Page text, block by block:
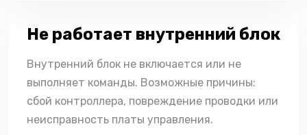
Не работает внутренний блок
Внутренний блок не включается или не
выполняет команды. Возможные причины:
сбой контроллера, повреждение проводки или
неисправность платы управления.